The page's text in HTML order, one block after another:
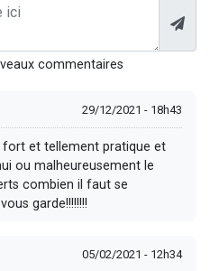
commentaires
29/12/2021 - 18h43
fort et tellement pratique et
ou malheureusement le
combien il faut se
garde!!!!!!!!
05/02/2021 - 12h34